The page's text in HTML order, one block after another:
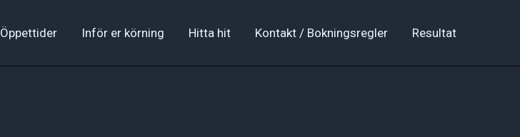
Öppettider Inför er körning Hitta hit Kontakt / Bokningsregler Resultat